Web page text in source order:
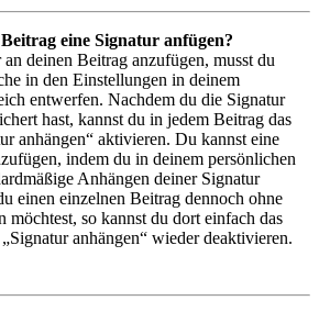
eine Signatur anfügen?
deinen Beitrag anzufügen, musst du
in den Einstellungen in deinem
entwerfen. Nachdem du die Signatur
hast, kannst du in jedem Beitrag das
anhängen“ aktivieren. Du kannst eine
indem du in deinem persönlichen
Anhängen deiner Signatur
einen einzelnen Beitrag dennoch ohne
möchtest, so kannst du dort einfach das
anhängen“ wieder deaktivieren.